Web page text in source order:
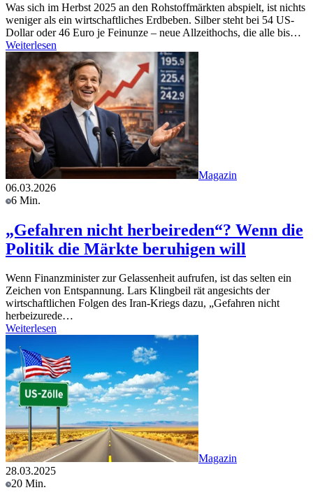
Was sich im Herbst 2025 an den Rohstoffmärkten abspielt, ist nichts
weniger als ein wirtschaftliches Erdbeben. Silber steht bei 54 US-
Dollar oder 46 Euro je Feinunze – neue Allzeithochs, die alle bis…
Weiterlesen
Magazin
06.03.2026
6 Min.
„Gefahren nicht herbeireden“? Wenn die
Politik die Märkte beruhigen will
Wenn Finanzminister zur Gelassenheit aufrufen, ist das selten ein
Zeichen von Entspannung. Lars Klingbeil rät angesichts der
wirtschaftlichen Folgen des Iran-Kriegs dazu, „Gefahren nicht
herbeizurede…
Weiterlesen
Magazin
28.03.2025
20 Min.